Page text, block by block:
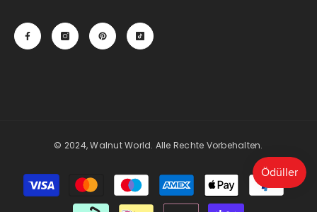
© 2024, Walnut World. Alle Rechte Vorbehalten.
Zahlungsmöglichkeiten